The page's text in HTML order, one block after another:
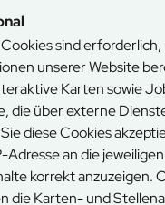
sind
unserer Website
Karten sowie
die über externe
diese Cookies
Adresse an die
korrekt anzuzeigen.
die Karten- und
durch. Betroffen ist
vor allem ältere, teils
es daher
auf den trockenen
zu schützen
des